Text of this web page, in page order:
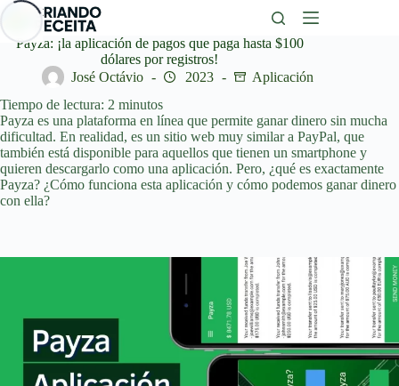
Saltar
contenido
Payza: ¡la aplicación de pagos que paga hasta $100
dólares por registros!
José Octávio
2023
Aplicación
Tiempo de lectura: 2 minutos
Payza es una plataforma en línea que permite ganar dinero sin mucha
dificultad. En realidad, es un sitio web muy similar a PayPal, que
también está disponible para aquellos que tienen un smartphone y
quieren descargarlo como una aplicación. Pero, ¿qué es exactamente
Payza? ¿Cómo funciona esta aplicación y cómo podemos ganar dinero
con ella?